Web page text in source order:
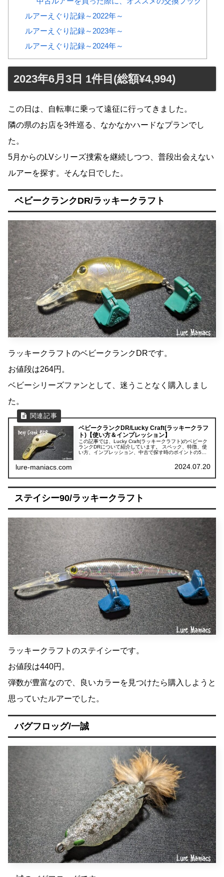
ルアーえぐり記録～2022年～
ルアーえぐり記録～2023年～
ルアーえぐり記録～2024年～
2023年6月3日 1件目(総額¥4,994)
この日は、自転車に乗って遠征に行ってきました。
隣の県のお店を3件巡る、なかなかハードなプランでし
た。
5月からのLVシリーズ捜索を継続しつつ、普段出会えない
ルアーを探す。そんな日でした。
ベビークランクDR/ラッキークラフト
ラッキークラフトのベビークランクDRです。
お値段は264円。
ベビーシリーズファンとして、迷うことなく購入しまし
た。
ベビークランクDR/Lucky Craft(ラッキークラフ
ト)【使い方＆インプレッション】
この記事では、Lucky Craft(ラッキークラフト)のベビーク
ランクDRについて紹介しています。 スペック、特徴、使
い方、インプレッション、中古で探す時のポイントの5項
lure-maniacs.com 2024.07.20
ステイシー90/ラッキークラフト
ラッキークラフトのステイシーです。
お値段は440円。
弾数が豊富なので、良いカラーを見つけたら購入しようと
思っていたルアーでした。
バグフロッグ/一誠